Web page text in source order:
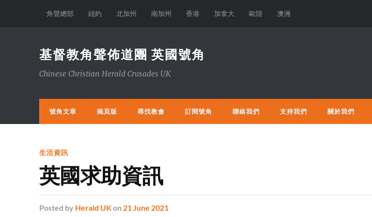
角聲總部 紐約 北加州 南加州 香港 加拿大 歐陸 澳洲
基督教角聲佈道團 英國號角
Chinese Christian Herald Crusades UK
號角文章 揭頁版 尋找教會 訂閱號角 聯絡我們 支持我們 關於我們
生活資訊
英國求助資訊
Posted by Herald UKon 21 June 2021